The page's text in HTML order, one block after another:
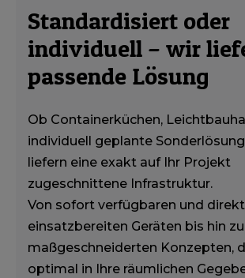
Standardisiert oder
individuell – wir
passende Lösung
Ob Containerküchen,
individuell geplante
liefern eine exakt auf Ihr Projekt
zugeschnittene Infrastruktur.
Von sofort verfügbaren und direkt
einsatzbereiten Geräten bis hin
maßgeschneiderten Konzepten,
optimal in Ihre räumlichen